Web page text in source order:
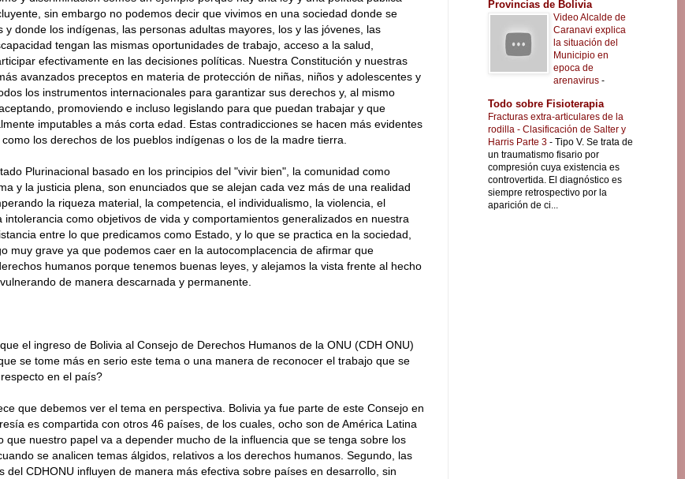
sin embargo no podemos decir que vivimos en una sociedad donde se
y donde los indígenas, las personas adultas mayores, los y las jóvenes, las
tengan las mismas oportunidades de trabajo, acceso a la salud,
efectivamente en las decisiones políticas. Nuestra Constitución y nuestras
avanzados preceptos en materia de protección de niñas, niños y adolescentes y
los instrumentos internacionales para garantizar sus derechos y, al mismo
promoviendo e incluso legislando para que puedan trabajar y que
imputables a más corta edad. Estas contradicciones se hacen más evidentes
los derechos de los pueblos indígenas o los de la madre tierra.
Plurinacional basado en los principios del "vivir bien", la comunidad como
y la justicia plena, son enunciados que se alejan cada vez más de una realidad
la riqueza material, la competencia, el individualismo, la violencia, el
intolerancia como objetivos de vida y comportamientos generalizados en nuestra
entre lo que predicamos como Estado, y lo que se practica en la sociedad,
muy grave ya que podemos caer en la autocomplacencia de afirmar que
humanos porque tenemos buenas leyes, y alejamos la vista frente al hecho
de manera descarnada y permanente.
el ingreso de Bolivia al Consejo de Derechos Humanos de la ONU (CDH ONU)
se tome más en serio este tema o una manera de reconocer el trabajo que se
en el país?
que debemos ver el tema en perspectiva. Bolivia ya fue parte de este Consejo en
es compartida con otros 46 países, de los cuales, ocho son de América Latina
que nuestro papel va a depender mucho de la influencia que se tenga sobre los
se analicen temas álgidos, relativos a los derechos humanos. Segundo, las
del CDHONU influyen de manera más efectiva sobre países en desarrollo, sin
Provincias de Bolivia
Video Alcalde de
Caranavi explica
la situación del
Municipio en
epoca de
arenavirus -
Todo sobre Fisioterapia
Fracturas extra-articulares de la
rodilla - Clasificación de Salter y
Harris Parte 3 - Tipo V. Se trata de
un traumatismo fisario por
compresión cuya existencia es
controvertida. El diagnóstico es
siempre retrospectivo por la
aparición de ci...